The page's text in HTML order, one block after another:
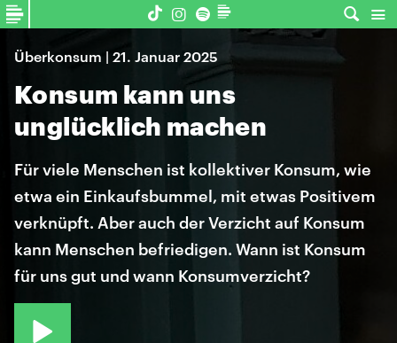
Überkonsum | 21. Januar 2025
Konsum kann uns
unglücklich machen
Für viele Menschen ist kollektiver Konsum, wie
etwa ein Einkaufsbummel, mit etwas Positivem
verknüpft. Aber auch der Verzicht auf Konsum
kann Menschen befriedigen. Wann ist Konsum
für uns gut und wann Konsumverzicht?